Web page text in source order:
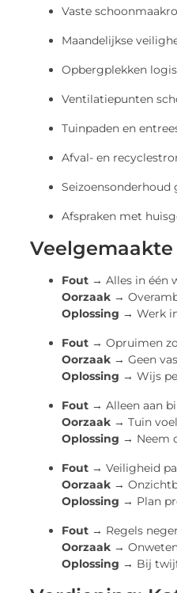
Vaste
Maandelijkse
Opbergplekken
Ventilatiepunten
Tuinpaden en
Afval- en
Seizoensonderhoud
Afspraken met
Fout → Alles in één
Oorzaak →
Oplossing → Werk
Fout → Opruimen
Oorzaak → Geen
Oplossing → Wijs
Fout → Alleen aan
Oorzaak → Tuin
Oplossing → Neem
Fout → Veiligheid
Oorzaak →
Oplossing → Plan
Fout → Regels
Oorzaak →
Oplossing → Bij